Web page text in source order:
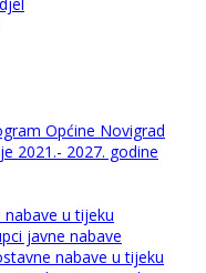
Općine Novigrad
2021.- 2027. godine
u tijeku
javne nabave
nabave u tijeku